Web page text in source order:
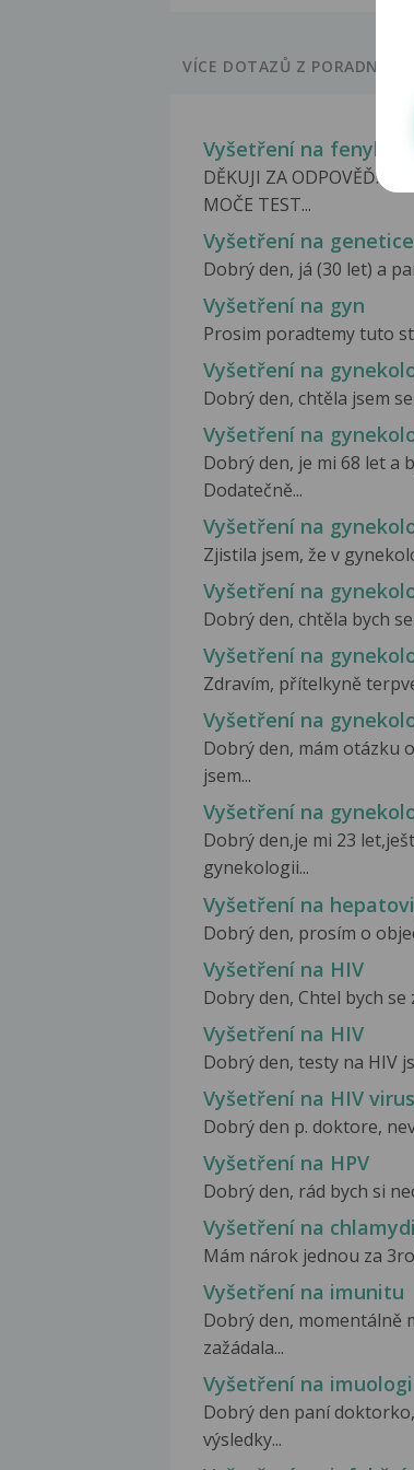
VÍCE DOTAZŮ Z PORADNY
Vyšetření na
DĚKUJI ZA ODPOVĚĎ.
MOČE TEST...
Vyšetření na
Dobrý den, já (30 let) a
Vyšetření na gyn
Prosim poradtemy tuto
Vyšetření na
Dobrý den, chtěla jsem
Vyšetření na
Dobrý den, je mi 68 let a
Dodatečně...
Vyšetření na
Zjistila jsem, že v
Vyšetření na
Dobrý den, chtěla bych
Vyšetření na
Zdravím, přítelkyně
Vyšetření na
Dobrý den, mám otázku
jsem...
Vyšetření na
Dobrý den,je mi 23
gynekologii...
Vyšetření na
Dobrý den, prosím o
Vyšetření na HIV
Dobry den, Chtel bych
Vyšetření na HIV
Dobrý den, testy na HIV
Vyšetření na HIV virus
Dobrý den p. doktore,
Vyšetření na HPV
Dobrý den, rád bych si
Vyšetření na
Mám nárok jednou za
Vyšetření na imunitu
Dobrý den, momentálně
zažádala...
Vyšetření na
Dobrý den paní
výsledky...